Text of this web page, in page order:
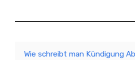
Wie schreibt man Kündigung